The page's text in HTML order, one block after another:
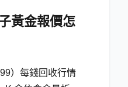
黃金報價怎
）每錢回收行情